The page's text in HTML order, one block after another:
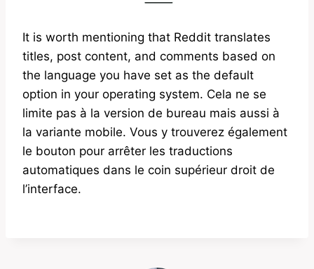
It is worth mentioning that Reddit translates
titles, post content, and comments based on
the language you have set as the default
option in your operating system. Cela ne se
limite pas à la version de bureau mais aussi à
la variante mobile. Vous y trouverez également
le bouton pour arrêter les traductions
automatiques dans le coin supérieur droit de
l’interface.